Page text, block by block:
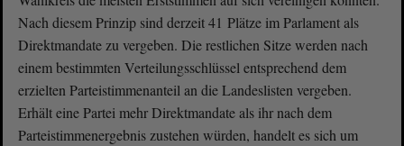
Nach diesem Prinzip sind derzeit 41 Plätze im Parlament als
Direktmandate zu vergeben. Die restlichen Sitze werden nach
einem bestimmten Verteilungsschlüssel entsprechend dem
erzielten Parteistimmenanteil an die Landeslisten vergeben.
Erhält eine Partei mehr Direktmandate als ihr nach dem
Parteistimmenergebnis zustehen würden, handelt es sich um